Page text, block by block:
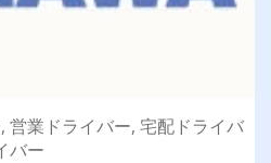
営業ドライバー, 宅配ドライバ
バー